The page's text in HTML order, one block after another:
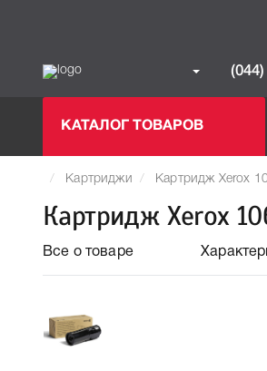
КАТАЛОГ ТОВАРОВ
Картриджи Картридж Xerox
Картридж Xerox
Все о товаре